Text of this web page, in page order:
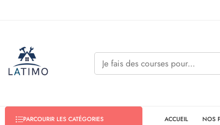
PARCOURIR LES CATÉGORIES ACCUEIL NOS